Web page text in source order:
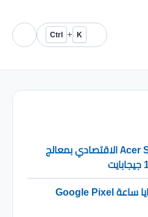
K
+
Ctrl
ايسر تطلق حاسوب Acer Swift Go الاقتصادي بمعالج
تسريب جديد يكشف أهم مزايا ساعة Google Pixel